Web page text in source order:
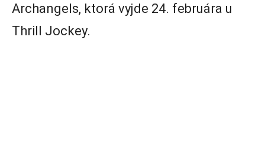
Archangels, ktorá vyjde 24. februára u
Thrill Jockey.